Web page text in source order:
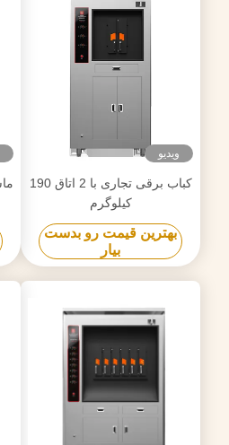
ویدیو
کباب برقی تجاری با 2 اتاق 190
کیلوگرم
بهترین قیمت رو بدست
بیار